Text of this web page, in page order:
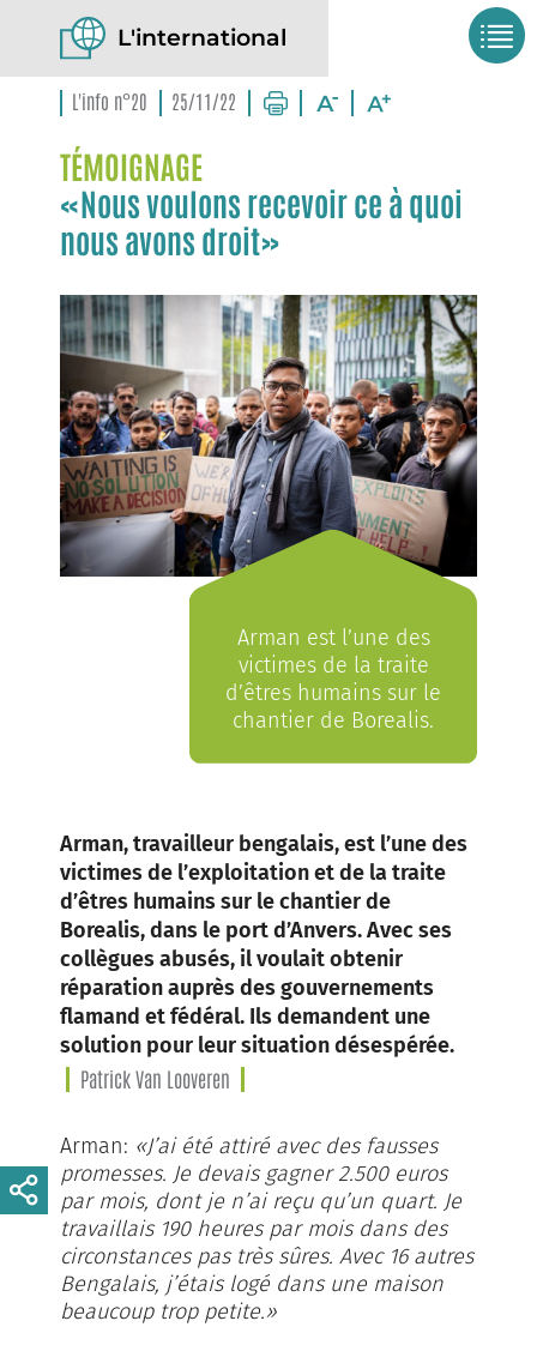
L'international
L'info n°20 25/11/22
TÉMOIGNAGE
«Nous voulons recevoir ce à quoi
nous avons droit»
Arman est l’une des
victimes de la traite
d’êtres humains sur le
chantier de Borealis.
Arman, travailleur bengalais, est l’une des
victimes de l’exploitation et de la traite
d’êtres humains sur le chantier de
Borealis, dans le port d’Anvers. Avec ses
collègues abusés, il voulait obtenir
réparation auprès des gouvernements
flamand et fédéral. Ils demandent une
solution pour leur situation désespérée.
Patrick Van Looveren
Arman: «J’ai été attiré avec des fausses
promesses. Je devais gagner 2.500 euros
par mois, dont je n’ai reçu qu’un quart. Je
travaillais 190 heures par mois dans des
circonstances pas très sûres. Avec 16 autres
Bengalais, j’étais logé dans une maison
beaucoup trop petite.»